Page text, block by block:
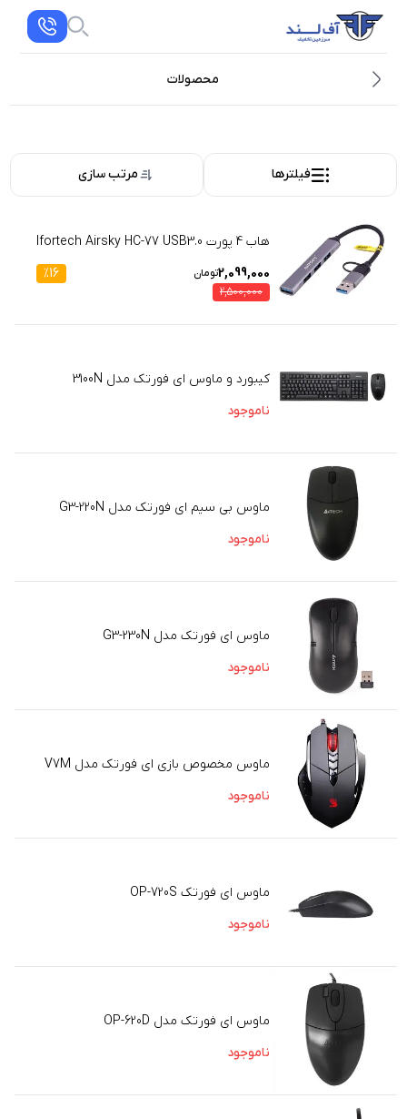
محصولات
فیلترها مرتب سازی
هاب 4 پورت Ifortech Airsky HC-77 USB3.0
2,099,000تومان 16
%
2,500,000
کیبورد و ماوس ای فورتک مدل 3100N
ناموجود
ماوس بی سیم ای فورتک مدل G3-220N
ناموجود
ماوس ای فورتک مدل G3-230N
ناموجود
ماوس مخصوص بازی ای فورتک مدل V7M
ناموجود
ماوس ای فورتک OP-720S
ناموجود
ماوس ای فورتک مدل OP-620D
ناموجود